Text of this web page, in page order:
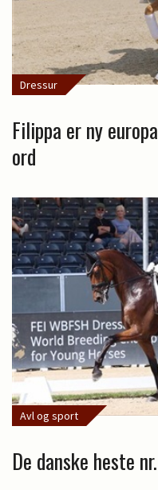
Dressur
Filippa er ny
ord
Avl og sport
De danske heste